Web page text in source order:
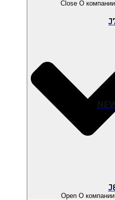
Open В наличии
Open
Close О компании
Open О компании